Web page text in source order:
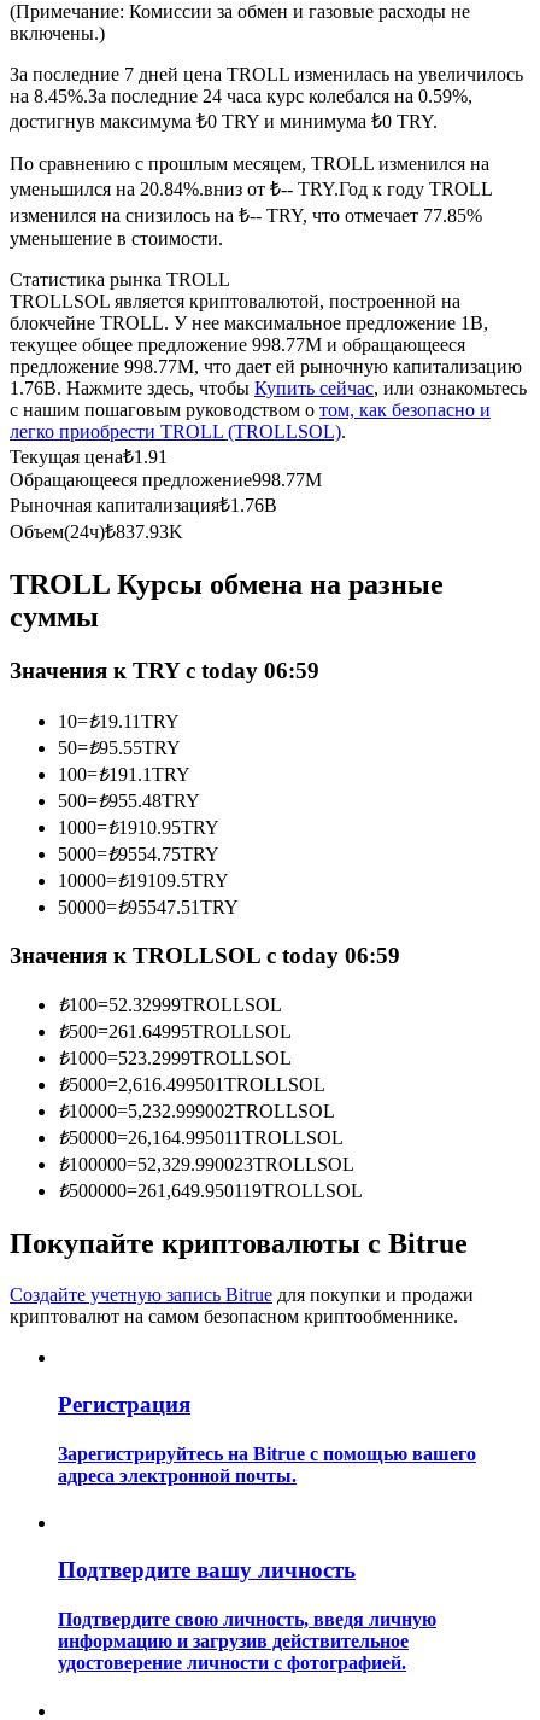
Фьючерсы с использованием USDC в качестве
обеспечения
Копирование торговли
Присоединяйтесь к лучшим трейдерам
Станьте копи-трейдером
Наслаждайтесь распределением прибыли и комиссиями
за копи-трейдинг
Информация
Анализ больших данных, включая торговую информацию
и т. д.
Руководство для начинающих по фьючерсам
Торговые стратегии
(Примечание: Комиссии за обмен и газовые расходы не
включены.)
За последние 7 дней цена TROLL изменилась на увеличилось
на 8.45%.За последние 24 часа курс колебался на 0.59%,
достигнув максимума ₺0 TRY и минимума ₺0 TRY.
По сравнению с прошлым месяцем, TROLL изменился на
уменьшился на 20.84%.вниз от ₺-- TRY.Год к году TROLL
изменился на снизилось на ₺-- TRY, что отмечает 77.85%
уменьшение в стоимости.
Статистика рынка TROLL
TROLLSOL является криптовалютой, построенной на
блокчейне TROLL. У нее максимальное предложение 1B,
текущее общее предложение 998.77M и обращающееся
предложение 998.77M, что дает ей рыночную капитализацию
1.76B. Нажмите здесь, чтобы Купить сейчас, или ознакомьтесь
с нашим пошаговым руководством о том, как безопасно и
легко приобрести TROLL (TROLLSOL).
Текущая цена₺1.91
Обращающееся предложение998.77M
Рыночная капитализация₺1.76B
Объем(24ч)₺837.93K
TROLL Курсы обмена на разные
суммы
Значения к TRY с today 06:59
10=₺19.11TRY
50=₺95.55TRY
100=₺191.1TRY
500=₺955.48TRY
1000=₺1910.95TRY
5000=₺9554.75TRY
10000=₺19109.5TRY
50000=₺95547.51TRY
Значения к TROLLSOL с today 06:59
₺100=52.32999TROLLSOL
₺500=261.64995TROLLSOL
₺1000=523.2999TROLLSOL
₺5000=2,616.499501TROLLSOL
₺10000=5,232.999002TROLLSOL
₺50000=26,164.995011TROLLSOL
₺100000=52,329.990023TROLLSOL
₺500000=261,649.950119TROLLSOL
Покупайте криптовалюты с Bitrue
Создайте учетную запись Bitrue для покупки и продажи
криптовалют на самом безопасном криптообменнике.
Регистрация
Зарегистрируйтесь на Bitrue с помощью вашего
адреса электронной почты.
Подтвердите вашу личность
Подтвердите свою личность, введя личную
информацию и загрузив действительное
удостоверение личности с фотографией.